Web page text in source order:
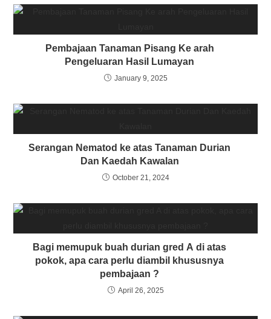
Pembajaan Tanaman Pisang Ke arah
Pengeluaran Hasil Lumayan
January 9, 2025
Serangan Nematod ke atas Tanaman Durian
Dan Kaedah Kawalan
October 21, 2024
Bagi memupuk buah durian gred A di atas
pokok, apa cara perlu diambil khususnya
pembajaan ?
April 26, 2025